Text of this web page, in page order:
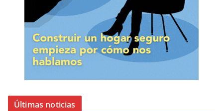
Últimas noticias